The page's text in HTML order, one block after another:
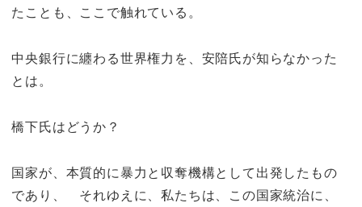
たことも、ここで触れている。
中央銀行に纏わる世界権力を、安陪氏が知らなかった
とは。
橋下氏はどうか？
国家が、本質的に暴力と収奪機構として出発したもの
であり、 それゆえに、私たちは、この国家統治に、